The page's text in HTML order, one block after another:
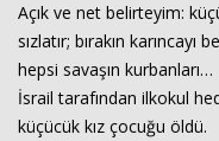
Açık ve net belirteyim:
sızlatır; bırakın
hepsi savaşın kurbanları…
İsrail tarafından ilkokul
küçücük kız çocuğu öldü.